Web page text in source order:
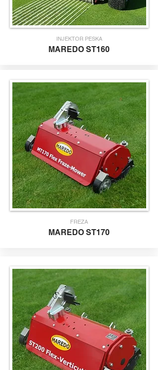
INJEKTOR PESKA
MAREDO ST160
FREZA
MAREDO ST170